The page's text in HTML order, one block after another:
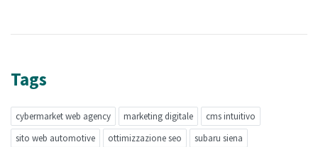
Tags
cybermarket web agency marketing digitale
cms intuitivo
sito web automotive
ottimizzazione seo subaru siena